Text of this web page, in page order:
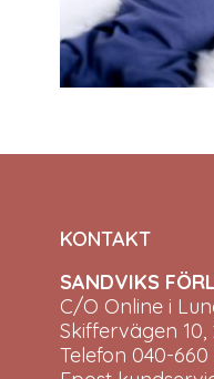
KONTAKT
SANDVIKS
C/O Online i
Skiffervägen 10,
Telefon 040-660